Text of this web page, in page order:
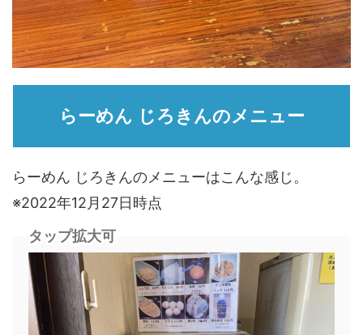
らーめん じろきんのメニュー
らーめん じろきんのメニューはこんな感じ。
※2022年12月27日時点
タップ拡大可